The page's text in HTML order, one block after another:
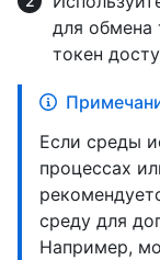
для обмена
токен
Если среды
процессах
среду для
Например,